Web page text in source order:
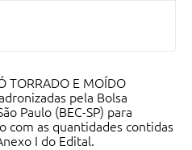
TORRADO E MOÍDO
pela Bolsa
Paulo (BEC-SP) para
com as quantidades contidas
I do Edital.